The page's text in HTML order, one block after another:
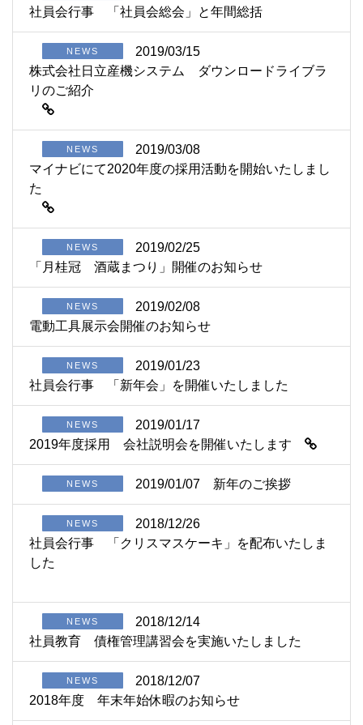
社員会行事 「社員会総会」と年間総括
NEWS
2019/03/15
株式会社日立産機システム ダウンロードライブラ
リのご紹介
NEWS
2019/03/08
マイナビにて2020年度の採用活動を開始いたしまし
た
NEWS
2019/02/25
「月桂冠 酒蔵まつり」開催のお知らせ
NEWS
2019/02/08
電動工具展示会開催のお知らせ
NEWS
2019/01/23
社員会行事 「新年会」を開催いたしました
NEWS
2019/01/17
2019年度採用 会社説明会を開催いたします
NEWS 2019/01/07 新年のご挨拶
NEWS
2018/12/26
社員会行事 「クリスマスケーキ」を配布いたしま
した
NEWS
2018/12/14
社員教育 債権管理講習会を実施いたしました
NEWS
2018/12/07
2018年度 年末年始休暇のお知らせ